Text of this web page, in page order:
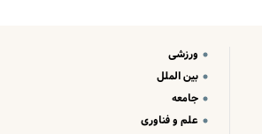
ورزشی
بین الملل
جامعه
علم و فناوری